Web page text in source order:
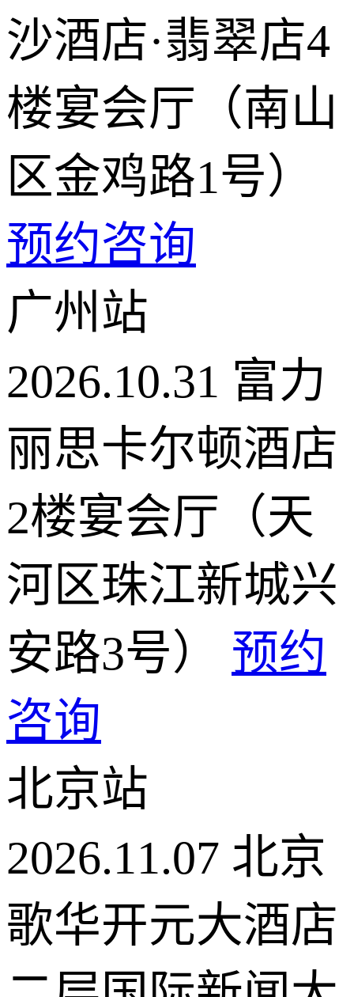
沙酒店·翡翠店4
楼宴会厅（南山
区金鸡路1号）
预约咨询
广州站
2026.10.31 富力
丽思卡尔顿酒店
2楼宴会厅（天
河区珠江新城兴
安路3号）
预约
咨询
北京站
2026.11.07 北京
歌华开元大酒店